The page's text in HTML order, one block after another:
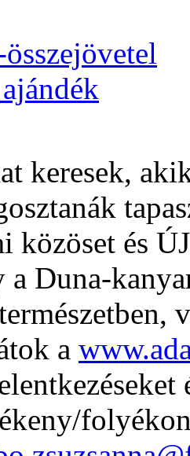
keresek,
közöset és
a Duna-
a